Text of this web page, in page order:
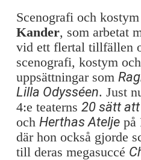
Scenografi och
Kander, som arbetat
vid ett flertal tillfällen
scenografi, kostym
uppsättningar som
Lilla Odysséen. Just
4:e teaterns 20 sätt
och Herthas Ateljepå
där hon också gjorde
till deras megasuccé